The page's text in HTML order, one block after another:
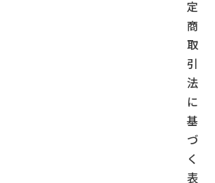
定
商
取
引
法
に
基
づ
く
表